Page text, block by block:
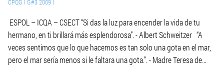
ESPOL – ICQA – CSECT “Si das la luz para encender la vida de tu
hermano, en ti brillará más esplendorosa”. - Albert Schweitzer “A
veces sentimos que lo que hacemos es tan solo una gota en el mar,
pero el mar sería menos si le faltara una gota.”. - Madre Teresa de